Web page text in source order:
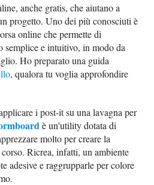
anche gratis, che aiutano a
progetto. Uno dei più conosciuti è
online che permette di
semplice e intuitivo, in modo da
Ho preparato una guida
, qualora tu voglia approfondire
i post-it su una lavagna per
è un'utility dotata di
molto per creare la
Ricrea, infatti, un ambiente
adesive e raggrupparle per colore